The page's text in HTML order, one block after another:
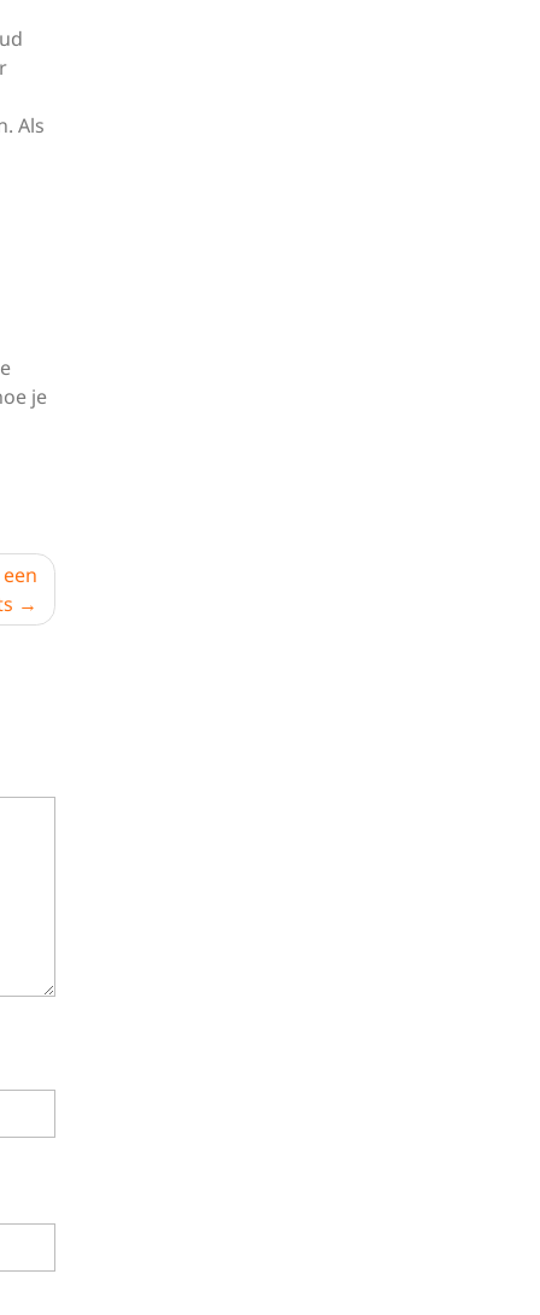
Als
je